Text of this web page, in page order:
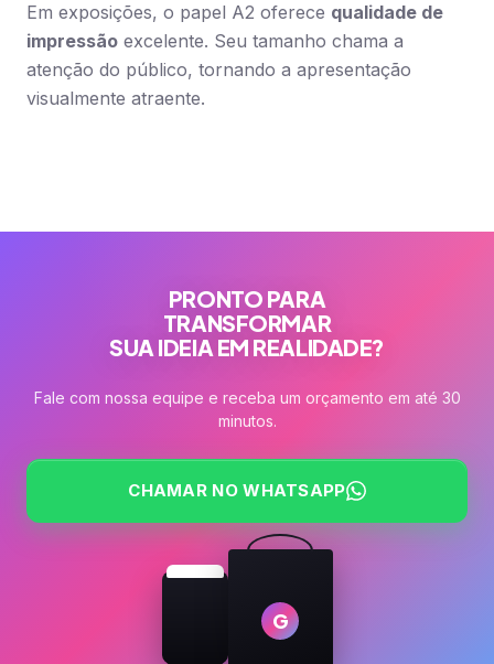
Em exposições, o papel A2 oferece qualidade de
impressão excelente. Seu tamanho chama a
atenção do público, tornando a apresentação
visualmente atraente.
PRONTO PARA
TRANSFORMAR
SUA IDEIA EM REALIDADE?
Fale com nossa equipe e receba um orçamento em até 30
minutos.
CHAMAR NO WHATSAPP
G